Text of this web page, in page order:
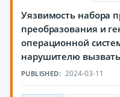
Уязвимость набора
преобразования и
операционной
нарушителю
PUBLISHED: 2024-03-11